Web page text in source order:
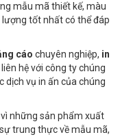
mẫu mã thiết kế, màu
lượng tốt nhất có thể đáp
cáo chuyên nghiệp, in
hệ với công ty chúng
dịch vụ in ấn của chúng
những sản phẩm xuất
trung thực về mẫu mã,